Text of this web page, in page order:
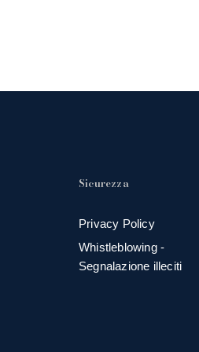
Sicurezza
Privacy Policy
Whistleblowing -
Segnalazione illeciti